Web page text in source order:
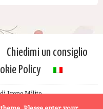
Chiedimi un consiglio
Policy
Irene Milito